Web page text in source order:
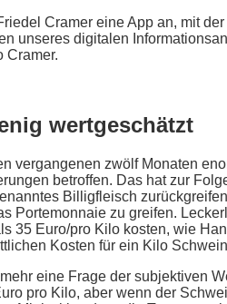
Cramer eine App an, mit
unseres digitalen
Cramer.
wertgeschätzt
vergangenen zwölf Monaten
betroffen. Das hat zur
Billigfleisch
Portemonnaie zu greifen.
35 Euro/pro Kilo kosten, wie
Kosten für ein Kilo
eine Frage der subjektiven
pro Kilo, aber wenn der